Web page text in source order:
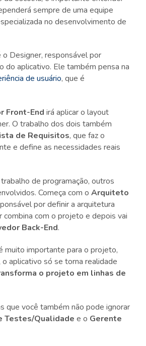
sempre de uma equipe
no desenvolvimento de
Designer, responsável por
do aplicativo. Ele também pensa na
de usuário, que é
Front-End irá aplicar o layout
O trabalho dos dois também
de Requisitos, que faz o
e define as necessidades reais
de programação, outros
Começa com o Arquiteto
por definir a arquitetura
combina com o projeto e depois vai
Back-End.
muito importante para o projeto,
o aplicativo só se torna realidade
o projeto em linhas de
que você também não pode ignorar
Testes/Qualidade e o Gerente